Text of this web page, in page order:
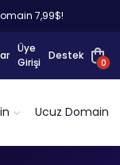
7,99$!
Üye
Girişi
Destek
0
Ucuz Domain